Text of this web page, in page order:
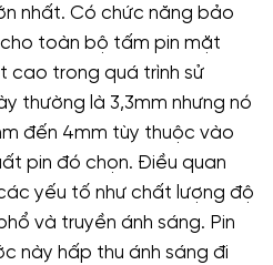
nhất. Có chức năng bảo
toàn bộ tấm pin mặt
cao trong quá trình sử
thường là 3,3mm nhưng nó
đến 4mm tùy thuộc vào
pin đó chọn. Điều quan
yếu tố như chất lượng độ
và truyền ánh sáng. Pin
này hấp thu ánh sáng đi